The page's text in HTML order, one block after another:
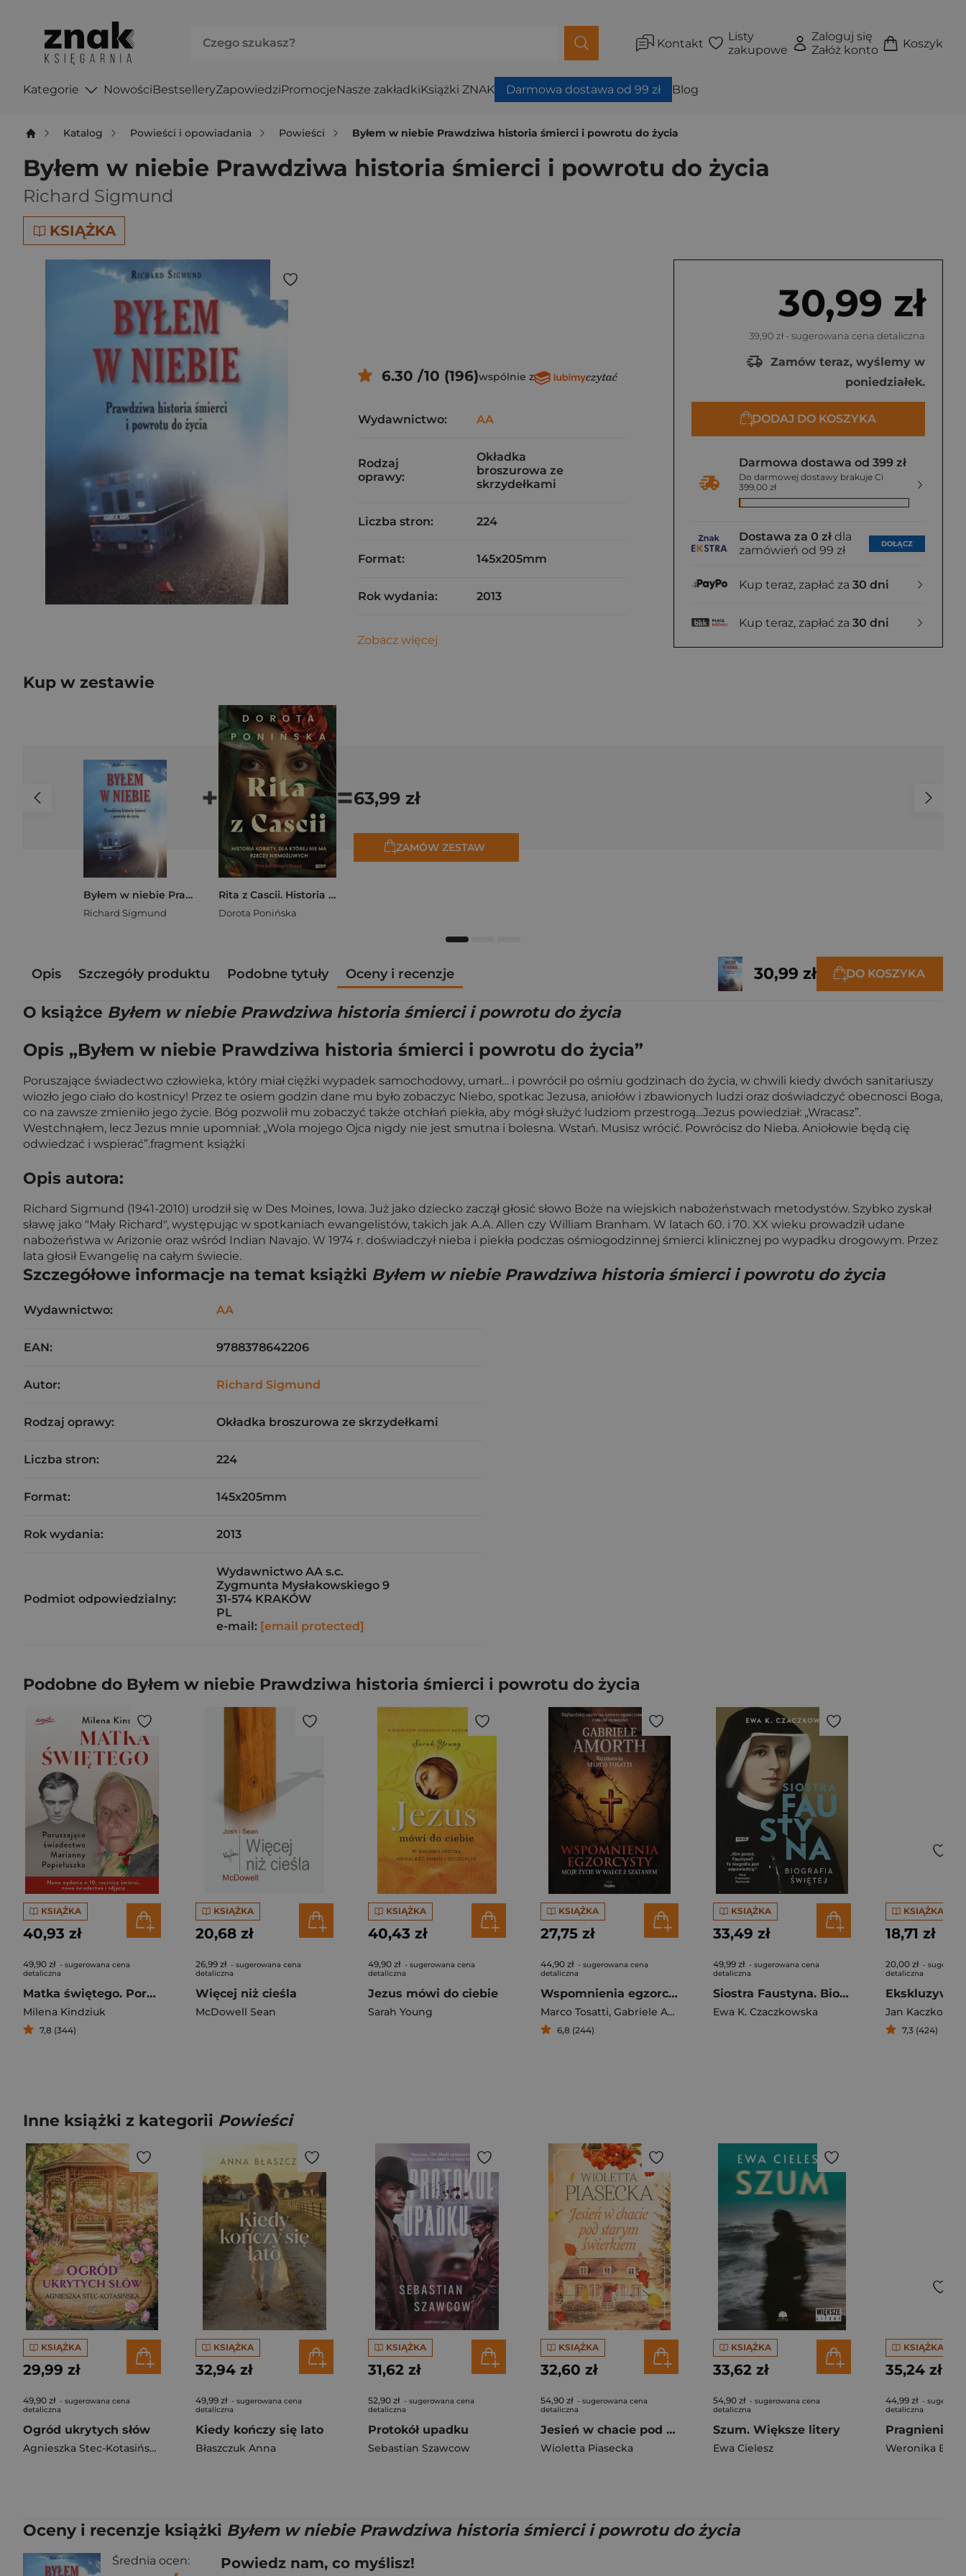
Kontakt
Listy
zakupowe
Zaloguj się
Załóż konto
Koszyk
Kategorie NowościBestselleryZapowiedziPromocjeNasze zakładkiKsiążki ZNAK Darmowa dostawa od 99 zł Blog
Katalog Powieści i opowiadania Powieści Byłem w niebie Prawdziwa historia śmierci i powrotu do życia
Byłem w niebie Prawdziwa historia śmierci i powrotu do życia
Richard Sigmund
KSIĄŻKA
30,99 zł
39,90 zł - sugerowana cena detaliczna
Zamów teraz, wyślemy w
poniedziałek.
DODAJ DO KOSZYKA
Darmowa dostawa od 399 zł
Do darmowej dostawy brakuje Ci
399,00 zł
Dostawa za 0 zł dla
zamówień od 99 zł
DOŁĄCZ
Kup teraz, zapłać za 30 dni
Kup teraz, zapłać za 30 dni
6.30 /10 (196)wspólnie z
Wydawnictwo: AA
Rodzaj
oprawy:
Okładka
broszurowa ze
skrzydełkami
Liczba stron: 224
Format: 145x205mm
Rok wydania: 2013
Zobacz więcej
Kup w zestawie
Byłem w niebie Prawdziwa historia śmierci i powrotu do życia
Richard Sigmund
+
Rita z Cascii. Historia kobiety, dla której nie ma rzeczy niemożliwych
Dorota Ponińska
=63,99 zł
ZAMÓW ZESTAW
Opis Szczegóły produktu Podobne tytuły Oceny i recenzje 30,99 zł DO KOSZYKA
O książce Byłem w niebie Prawdziwa historia śmierci i powrotu do życia
Opis „Byłem w niebie Prawdziwa historia śmierci i powrotu do życia”
Poruszające świadectwo człowieka, który miał ciężki wypadek samochodowy, umarł… i powrócił po ośmiu godzinach do życia, w chwili kiedy dwóch sanitariuszy
wiozło jego ciało do kostnicy! Przez te osiem godzin dane mu było zobaczyc Niebo, spotkac Jezusa, aniołów i zbawionych ludzi oraz doświadczyć obecnosci Boga,
co na zawsze zmieniło jego życie. Bóg pozwolił mu zobaczyć także otchłań piekła, aby mógł służyć ludziom przestrogą...Jezus powiedział: „Wracasz”.
Westchnąłem, lecz Jezus mnie upomniał: „Wola mojego Ojca nigdy nie jest smutna i bolesna. Wstań. Musisz wrócić. Powrócisz do Nieba. Aniołowie będą cię
odwiedzać i wspierać”.fragment książki
Opis autora:
Richard Sigmund (1941-2010) urodził się w Des Moines, Iowa. Już jako dziecko zaczął głosić słowo Boże na wiejskich nabożeństwach metodystów. Szybko zyskał
sławę jako "Mały Richard", występując w spotkaniach ewangelistów, takich jak A.A. Allen czy William Branham. W latach 60. i 70. XX wieku prowadził udane
nabożeństwa w Arizonie oraz wśród Indian Navajo. W 1974 r. doświadczył nieba i piekła podczas ośmiogodzinnej śmierci klinicznej po wypadku drogowym. Przez
lata głosił Ewangelię na całym świecie.
Szczegółowe informacje na temat książki Byłem w niebie Prawdziwa historia śmierci i powrotu do życia
Wydawnictwo: AA
EAN: 9788378642206
Autor: Richard Sigmund
Rodzaj oprawy: Okładka broszurowa ze skrzydełkami
Liczba stron: 224
Format: 145x205mm
Rok wydania: 2013
Podmiot odpowiedzialny:
Wydawnictwo AA s.c.
Zygmunta Mysłakowskiego 9
31-574 KRAKÓW
PL
e-mail: [email protected]
Podobne do Byłem w niebie Prawdziwa historia śmierci i powrotu do życia
KSIĄŻKA
40,93 zł
49,90 zł - sugerowana cena
detaliczna
Matka świętego. Poruszające świadectwo Marianny Popiełuszko
Milena Kindziuk
7,8 (344)
KSIĄŻKA
20,68 zł
26,99 zł - sugerowana cena
detaliczna
Więcej niż cieśla
McDowell Sean
KSIĄŻKA
40,43 zł
49,90 zł - sugerowana cena
detaliczna
Jezus mówi do ciebie
Sarah Young
KSIĄŻKA
27,75 zł
44,90 zł - sugerowana cena
detaliczna
Wspomnienia egzorcysty Moje życie w walce z szatanem
Marco Tosatti, Gabriele Amorth
6,8 (244)
KSIĄŻKA
33,49 zł
49,99 zł - sugerowana cena
detaliczna
Siostra Faustyna. Biografia świętej (2022)
Ewa K. Czaczkowska
KSIĄŻKA
18,71 zł
20,00 zł -
detaliczna
Jan Kaczkowski
7,3 (424)
Inne książki z kategorii Powieści
KSIĄŻKA
29,99 zł
49,90 zł - sugerowana cena
detaliczna
Ogród ukrytych słów
Agnieszka Stec-Kotasińska
KSIĄŻKA
32,94 zł
49,99 zł - sugerowana cena
detaliczna
Kiedy kończy się lato
Błaszczuk Anna
KSIĄŻKA
31,62 zł
52,90 zł - sugerowana cena
detaliczna
Protokół upadku
Sebastian Szawcow
KSIĄŻKA
32,60 zł
54,90 zł - sugerowana cena
detaliczna
Jesień w chacie pod starym świerkiem
Wioletta Piasecka
KSIĄŻKA
33,62 zł
54,90 zł - sugerowana cena
detaliczna
Szum. Większe litery
Ewa Cielesz
KSIĄŻKA
35,24 zł
44,99 zł -
detaliczna
Pragnienia
Weronika
Oceny i recenzje książki Byłem w niebie Prawdziwa historia śmierci i powrotu do życia
Średnia ocen: Powiedz nam, co myślisz!